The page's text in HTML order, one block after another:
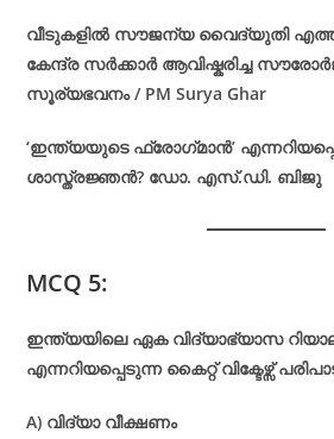
വീടുകളിൽ സൗജന്യ വൈദ്യുതി
കേന്ദ്ര സർക്കാർ ആവിഷ്കരിച്ച
സൂര്യഭവനം / PM Surya Ghar
‘ഇന്ത്യയുടെ ഫ്രോഗ്‌മാൻ’
ശാസ്ത്രജ്ഞൻ? ഡോ. എസ്.ഡി. ബിജു
MCQ 5:
ഇന്ത്യയിലെ ഏക വിദ്യാഭ്യാസ
എന്നറിയപ്പെടുന്ന കൈറ്റ് വിക്ടേഴ്സ്
A) വിദ്യാ വീക്ഷണം